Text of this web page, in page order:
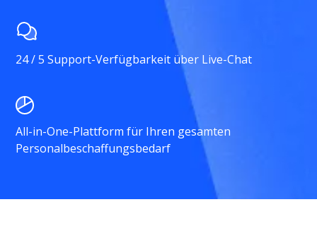
24 / 5 Support-Verfügbarkeit über Live-Chat
All-in-One-Plattform für Ihren gesamten
Personalbeschaffungsbedarf